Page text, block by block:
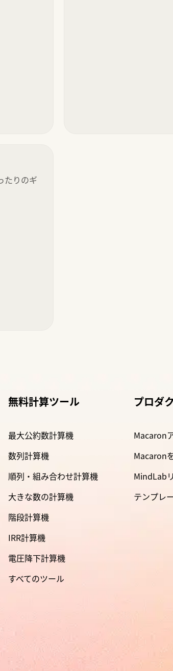
たりのギ
無料計算ツール
最大公約数計算機
数列計算機
順列・組み合わせ計算機
大きな数の計算機
階段計算機
IRR計算機
電圧降下計算機
すべてのツール
プロダ
Macaron
Macaron
MindLab
テンプレ